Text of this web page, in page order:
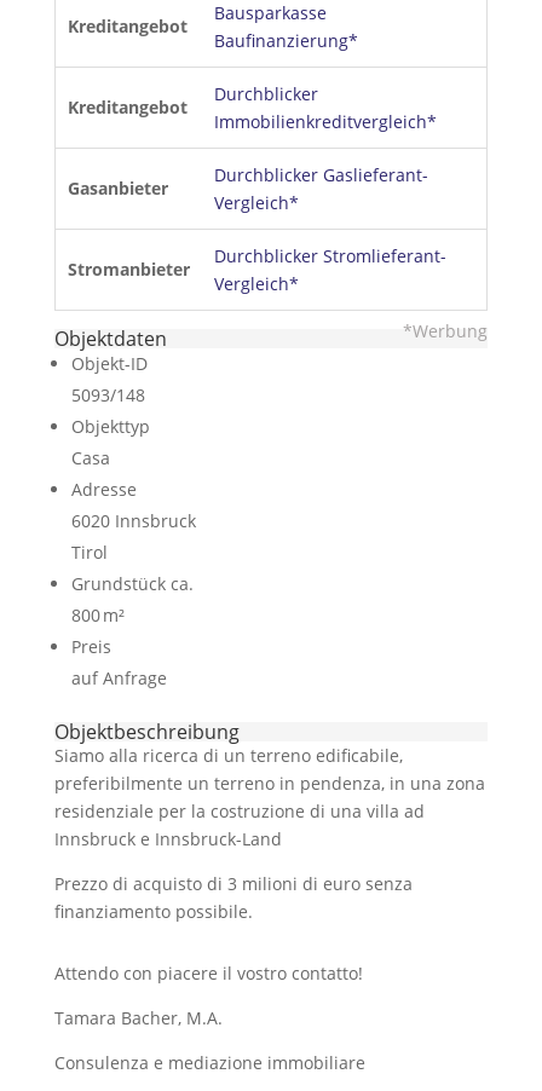
Kreditangebot
Bausparkasse
Baufinanzierung*
Kreditangebot
Durchblicker
Immobilienkreditvergleich*
Gasanbieter
Durchblicker Gaslieferant-
Vergleich*
Stromanbieter
Durchblicker Stromlieferant-
Vergleich*
*Werbung
Objektdaten
Objekt-ID
5093/148
Objekttyp
Casa
Adresse
6020 Innsbruck
Tirol
Grund­stück ca.
800 m²
Preis
auf Anfrage
Objekt­beschreibung
Siamo alla ricerca di un terreno edificabile,
preferibilmente un terreno in pendenza, in una zona
residenziale per la costruzione di una villa ad
Innsbruck e Innsbruck-Land
Prezzo di acquisto di 3 milioni di euro senza
finanziamento possibile.
Attendo con piacere il vostro contatto!
Tamara Bacher, M.A.
Consulenza e mediazione immobiliare